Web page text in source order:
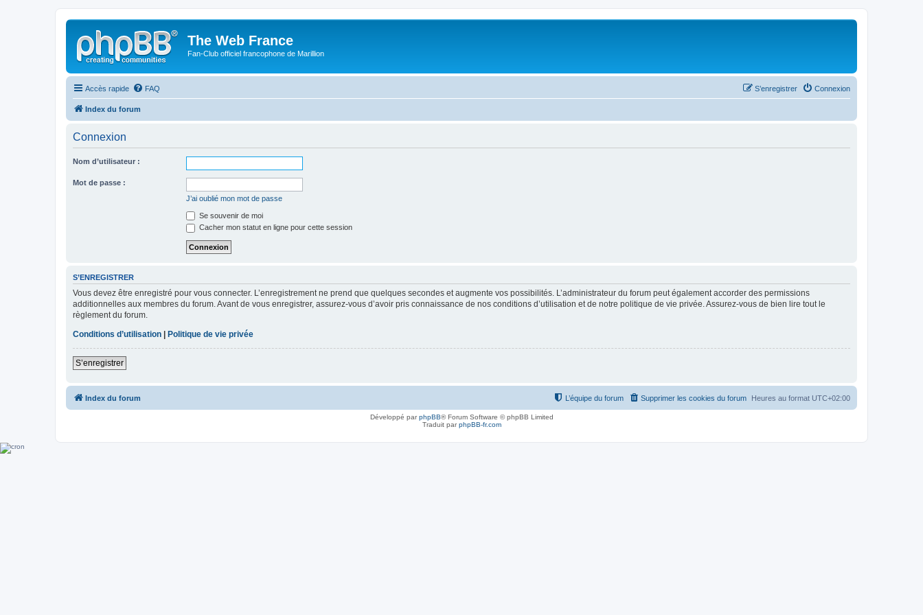
The Web France
Fan-Club officiel francophone de Marillion
Accès rapide FAQ Connexion
S’enregistrer
Index du forum
Connexion
Nom d’utilisateur :
Mot de passe :
J’ai oublié mon mot de passe
Se souvenir de moi
Cacher mon statut en ligne pour cette session
S’ENREGISTRER
Vous devez être enregistré pour vous connecter. L’enregistrement ne prend que quelques secondes et augmente vos possibilités. L’administrateur du forum peut également accorder des permissions
additionnelles aux membres du forum. Avant de vous enregistrer, assurez-vous d’avoir pris connaissance de nos conditions d’utilisation et de notre politique de vie privée. Assurez-vous de bien lire tout le
règlement du forum.
Conditions d’utilisation
Politique de vie privée
S’enregistrer
Index du forum Heures au format UTC+02:00
Supprimer les cookies du forum
L’équipe du forum
Développé parphpBB® Forum Software © phpBB Limited
Traduit parphpBB-fr.com